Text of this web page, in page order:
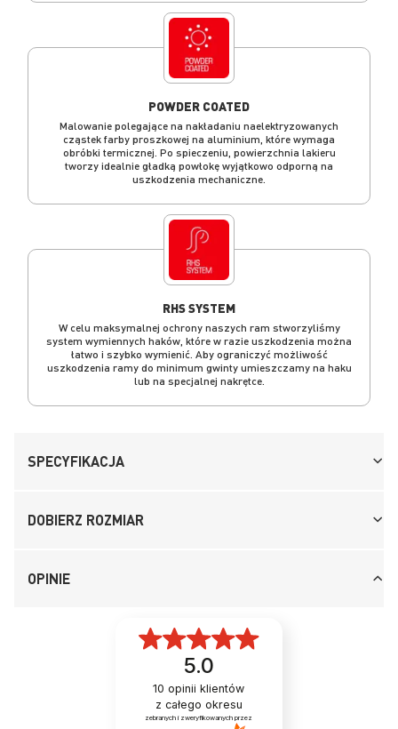
POWDER COATED
Malowanie polegające na nakładaniu naelektryzowanych
cząstek farby proszkowej na aluminium, które wymaga
obróbki termicznej. Po spieczeniu, powierzchnia lakieru
tworzy idealnie gładką powłokę wyjątkowo odporną na
uszkodzenia mechaniczne.
RHS SYSTEM
W celu maksymalnej ochrony naszych ram stworzyliśmy
system wymiennych haków, które w razie uszkodzenia można
łatwo i szybko wymienić. Aby ograniczyć możliwość
uszkodzenia ramy do minimum gwinty umieszczamy na haku
lub na specjalnej nakrętce.
SPECYFIKACJA
DOBIERZ ROZMIAR
OPINIE
5.0
10 opinii klientów
z całego okresu
zebranych i zweryfikowanych przez